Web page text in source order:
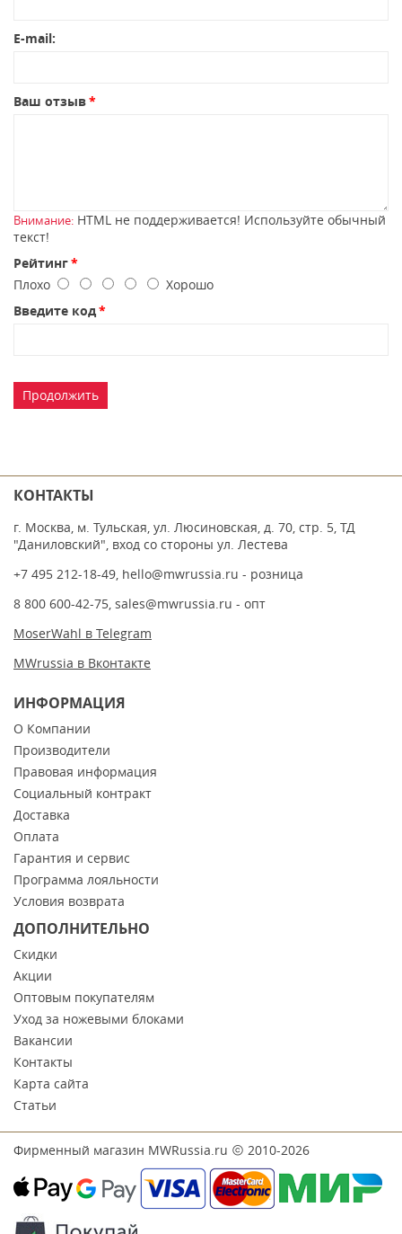
E-mail:
Ваш отзыв
Внимание: HTML не поддерживается! Используйте обычный
текст!
Рейтинг
Плохо
Хорошо
Введите код
Продолжить
КОНТАКТЫ
г. Москва, м. Тульская, ул. Люсиновская, д. 70, стр. 5, ТД
"Даниловский", вход со стороны ул. Лестева
+7 495 212-18-49, hello@mwrussia.ru - розница
8 800 600-42-75, sales@mwrussia.ru - опт
MoserWahl в Telegram
MWrussia в Вконтакте
ИНФОРМАЦИЯ
О Компании
Производители
Правовая информация
Социальный контракт
Доставка
Оплата
Гарантия и сервис
Программа лояльности
Условия возврата
ДОПОЛНИТЕЛЬНО
Скидки
Акции
Оптовым покупателям
Уход за ножевыми блоками
Вакансии
Контакты
Карта сайта
Статьи
Фирменный магазин MWRussia.ru 2010-2026